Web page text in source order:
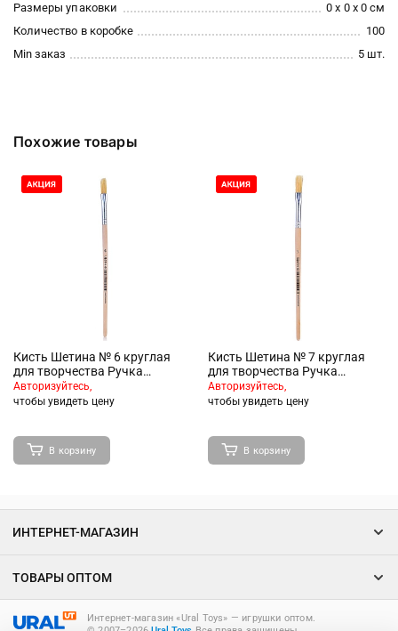
Размеры упаковки
0 x 0 x 0 см
Количество в коробке
100
Min заказ
5 шт.
Похожие товары
Кисть Шетина № 6 круглая
для творчества Ручка
деревянная с
индивидуальным штрих-
Авторизуйтесь,
чтобы увидеть цену
В корзину
Кисть Шетина № 7 круглая
для творчества Ручка
деревянная с
индивидуальным штрих-
Авторизуйтесь,
чтобы увидеть цену
В корзину
Интернет-магазин «Ural Toys» ― игрушки оптом.
ИНТЕРНЕТ-МАГАЗИН
ТОВАРЫ ОПТОМ